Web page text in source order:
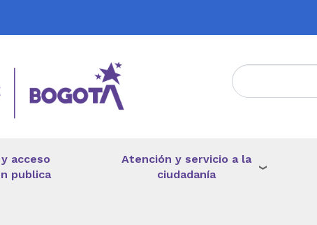
acceso
publica
Atención y servicio a la
ciudadanía